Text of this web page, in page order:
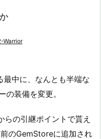
Warrior
最中に、なんとも半端な
の装備を変更。
らの引継ポイントで貰え
のGemStoreに追加され